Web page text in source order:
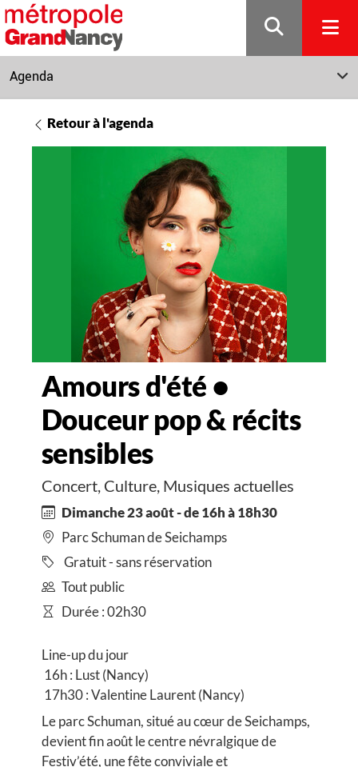
Gestion de vos préférences sur les cookies
Agenda
Retour à l'agenda
Amours d'été •
Douceur pop & récits
sensibles
Concert, Culture, Musiques actuelles
Dimanche 23 août - de 16h à 18h30
Parc Schuman de Seichamps
Gratuit - sans réservation
Tout public
Durée : 02h30
Line-up du jour
16h : Lust (Nancy)
17h30 : Valentine Laurent (Nancy)
Le parc Schuman, situé au cœur de Seichamps,
devient fin août le centre névralgique de
Festiv’été, une fête conviviale et